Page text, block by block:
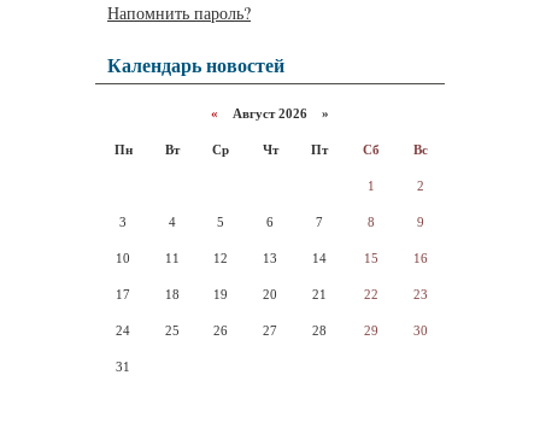
Напомнить пароль?
Календарь новостей
« Август 2026 »
Пн Вт Ср Чт Пт Сб Вс
1 2
3 4 5 6 7 8 9
10 11 12 13 14 15 16
17 18 19 20 21 22 23
24 25 26 27 28 29 30
31